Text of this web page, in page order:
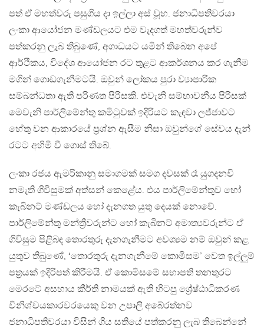
පත් ඒ මහත්වරු පසුගිය දා ඉල්ලා අස් වූහ. ජනාධිපතිවරයා
ලංකා ආයෝජන මණ්ඩලයට එම වැදගත් මහත්වරුන්ව
පත්කරනු ලැබ තිබුණේ, අගාධයට යමින් තිබෙන අපේ
ආර්ථිකය, විදේශ ආයෝජන රට තුළට ආකර්ශනය කර ගැනීම
මගින් ගොඩගැනීමටයි. ඔවුන් ලෝකය පුරා ව්‍යාපාරික
සම්බන්ධතා ඇති පරිණත පිරිසකි. එවැනි සම්භාවනීය පිරිසක්
මෙවැනි පාර්ලිමේන්තු කමිටුවක් ඉදිරියට කැඳවා ලජ්ජාවට
හේතු වන ආකාරයේ ප්‍රශ්න ඇසීම නිසා ඔවුන්ගේ සේවය දැන්
රටට අහිමි වී ගොස් තිබේ.
ලංකා රජය ඇමරිකානු සමාගමක් සමග දවසක් රෑ යුගදනවි
නමැති ගිවිසුමක් අත්සන් කෙළේය. එය පාර්ලිමේන්තුව හෝ
කැබිනට් මණ්ඩලය හෝ දැනගත යුතු දෙයක් නොවේ.
පාර්ලිමේන්තු මන්ත්‍රීවරුන්ට හෝ කැබිනට් අමාත්‍යවරුන්ට ඒ
ගිවිසුම පිළිබඳ තොරතුරු දැනගැනීමට අවශ්‍යම නම් ඔවුන් කළ
යුතුව තිබුණේ, ‘තොරතුරු දැනගැනීමේ කොමිසම’ වෙත ඉල්ලුම්
පත්‍රයක් ඉදිරිපත් කිරීමයි. ඒ කොමිසමේ සභාපති තනතුරට
මෙරටේ අසහාය කීර්ති නාමයක් ඇති හිටපු ශ්‍රේෂ්ඨාධිකරණ
විනිශ්චයකාරවරයෙකු වන උපාලි අබේරත්නව
ජනාධිපතිවරයා විසින් ගිය සතියේ පත්කරනු ලැබ තිබෙන්නේ